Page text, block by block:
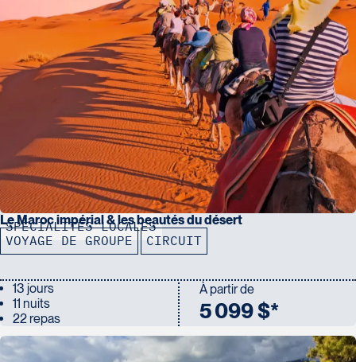
SPÉCIALITÉS LOCALES
Le Maroc impérial & les beautés du désert
VOYAGE DE GROUPE CIRCUIT
13 jours
11 nuits
22 repas
À partir de
5 099 $*